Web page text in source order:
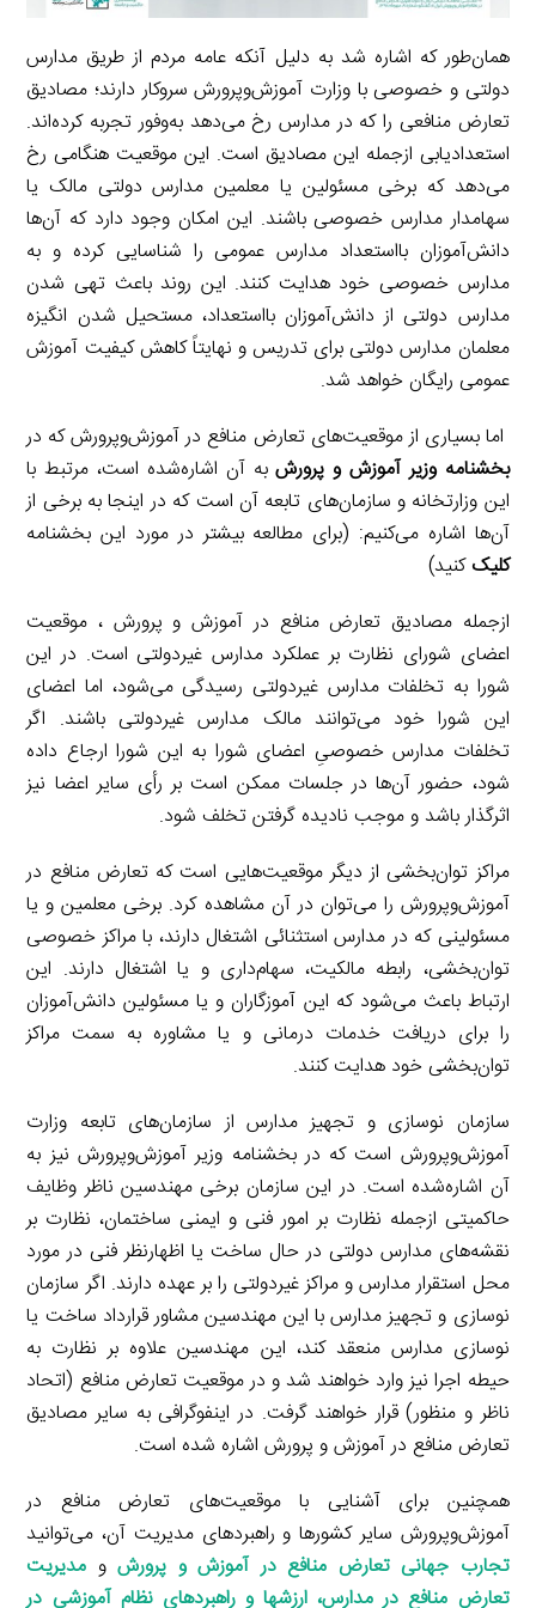
همان‌طور که اشاره شد به دلیل آنکه عامه مردم از طریق مدارس
دولتی و خصوصی با وزارت آموزش‌وپرورش سروکار دارند؛ مصادیق
تعارض منافعی را که در مدارس رخ می‌دهد به‌وفور تجربه کرده‌اند.
استعدادیابی ازجمله این مصادیق است. این موقعیت هنگامی رخ
می‌دهد که برخی مسئولین یا معلمین مدارس دولتی مالک یا
سهامدار مدارس خصوصی باشند. این امکان وجود دارد که آن‌ها
دانش‌آموزان بااستعداد مدارس عمومی را شناسایی کرده و به
مدارس خصوصی خود هدایت کنند. این روند باعث تهی شدن
مدارس دولتی از دانش‌آموزان بااستعداد، مستحیل شدن انگیزه
معلمان مدارس دولتی برای تدریس و نهایتاً کاهش کیفیت آموزش
عمومی رایگان خواهد شد.
اما بسیاری از موقعیت‌های تعارض منافع در آموزش‌وپرورش که در
بخشنامه وزیر آموزش و پرورشبه آن اشاره‌شده است، مرتبط با
این وزارتخانه و سازمان‌های تابعه آن است که در اینجا به برخی از
آن‌ها اشاره می‌کنیم: (برای مطالعه بیشتر در مورد این بخشنامه
کلیککنید)
ازجمله مصادیق تعارض منافع در آموزش و پرورش ، موقعیت
اعضای شورای نظارت بر عملکرد مدارس غیردولتی است. در این
شورا به تخلفات مدارس غیردولتی رسیدگی می‌شود، اما اعضای
این شورا خود می‌توانند مالک مدارس غیردولتی باشند. اگر
تخلفات مدارس خصوصیِ اعضای شورا به این شورا ارجاع داده
شود، حضور آن‌ها در جلسات ممکن است بر رأی سایر اعضا نیز
اثرگذار باشد و موجب نادیده گرفتن تخلف شود.
مراکز توان‌بخشی از دیگر موقعیت‌هایی است که تعارض منافع در
آموزش‌وپرورش را می‌توان در آن مشاهده کرد. برخی معلمین و یا
مسئولینی که در مدارس استثنائی اشتغال دارند، با مراکز خصوصی
توان‌بخشی، رابطه مالکیت، سهام‌داری و یا اشتغال دارند. این
ارتباط باعث می‌شود که این آموزگاران و یا مسئولین دانش‌آموزان
را برای دریافت خدمات درمانی و یا مشاوره به سمت مراکز
توان‌بخشی خود هدایت کنند.
سازمان نوسازی و تجهیز مدارس از سازمان‌های تابعه وزارت
آموزش‌وپرورش است که در بخشنامه وزیر آموزش‌وپرورش نیز به
آن اشاره‌شده است. در این سازمان برخی مهندسین ناظر وظایف
حاکمیتی ازجمله نظارت بر امور فنی و ایمنی ساختمان، نظارت بر
نقشه‌های مدارس دولتی در حال ساخت یا اظهارنظر فنی در مورد
محل استقرار مدارس و مراکز غیردولتی را بر عهده دارند. اگر سازمان
نوسازی و تجهیز مدارس با این مهندسین مشاور قرارداد ساخت یا
نوسازی مدارس منعقد کند، این مهندسین علاوه بر نظارت به
حیطه اجرا نیز وارد خواهند شد و در موقعیت تعارض منافع (اتحاد
ناظر و منظور) قرار خواهند گرفت. در اینفوگرافی به سایر مصادیق
تعارض منافع در آموزش و پرورش اشاره شده است.
همچنین برای آشنایی با موقعیت‌های تعارض منافع در
آموزش‌وپرورش سایر کشورها و راهبردهای مدیریت آن، می‌توانید
تجارب جهانی تعارض منافع در آموزش­ و پرورشو مدیریت
تعارض منافع در مدارس، ارزش­ها و راهبردهای نظام آموزشی در